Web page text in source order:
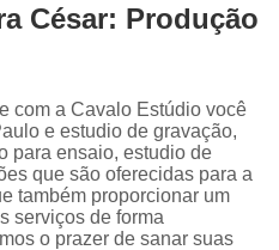
de Ensaio Musical
Edição
de Audiobook
Estudio
Audiobook
Fazer Podcast
áudio
Gravação de
áudio
Gravar Audiobook
César: Produção
com a Cavalo Estúdio você
e estudio de gravação,
para ensaio, estudio de
que são oferecidas para a
também proporcionar um
serviços de forma
o prazer de sanar suas